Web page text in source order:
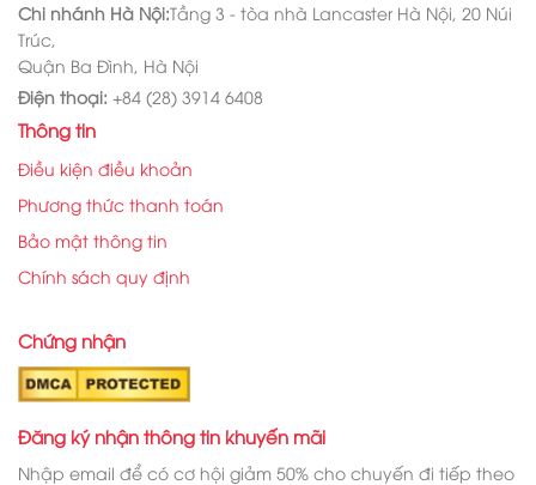
Chi nhánh Hà Nội:Tầng 3 - tòa nhà Lancaster Hà Nội, 20 Núi
Trúc,
Quận Ba Đình, Hà Nội
Điện thoại: +84 (28) 3914 6408
Thông tin
Điều kiện điều khoản
Phương thức thanh toán
Bảo mật thông tin
Chính sách quy định
Chứng nhận
Đăng ký nhận thông tin khuyến mãi
Nhập email để có cơ hội giảm 50% cho chuyến đi tiếp theo